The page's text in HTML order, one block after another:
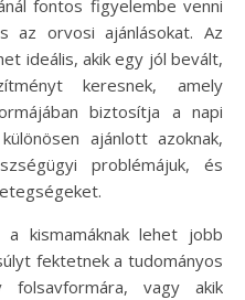
fontos figyelembe venni
az orvosi ajánlásokat. Az
ideális, akik egy jól bevált,
keresnek, amely
biztosítja a napi
ajánlott azoknak,
problémájuk, és
kismamáknak lehet jobb
fektetnek a tudományos
vagy akik